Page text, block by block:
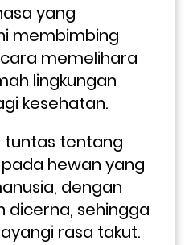
yang
membimbing
memelihara
lingkungan
kesehatan.
tuntas tentang
hewan yang
dengan
dicerna, sehingga
rasa takut.